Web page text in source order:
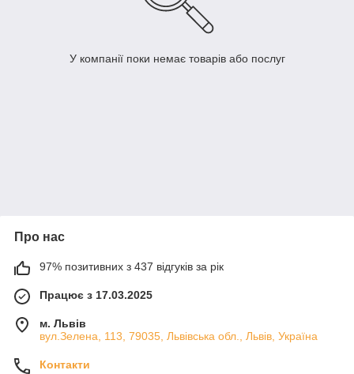
У компанії поки немає товарів або послуг
Про нас
97% позитивних з 437 відгуків за рік
Працює з 17.03.2025
м. Львів
вул.Зелена, 113, 79035, Львівська обл., Львів, Україна
Контакти